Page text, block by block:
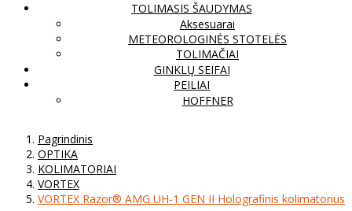
TOLIMASIS ŠAUDYMAS
Aksesuarai
METEOROLOGINĖS STOTELĖS
TOLIMAČIAI
GINKLŲ SEIFAI
PEILIAI
HOFFNER
Pagrindinis
OPTIKA
KOLIMATORIAI
VORTEX
VORTEX Razor® AMG UH-1 GEN II Holografinis kolimatorius